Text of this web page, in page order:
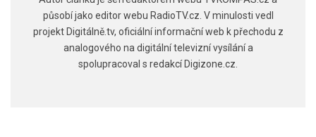
působí jako editor webu RadioTV.cz. V minulosti vedl
projekt Digitálně.tv, oficiální informační web k přechodu z
analogového na digitální televizní vysílání a
spolupracoval s redakcí Digizone.cz.